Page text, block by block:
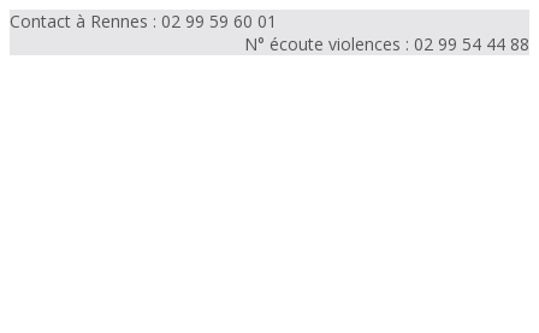
Contact à Rennes : 02 99 59 60 01
N° écoute violences : 02 99 54 44 88